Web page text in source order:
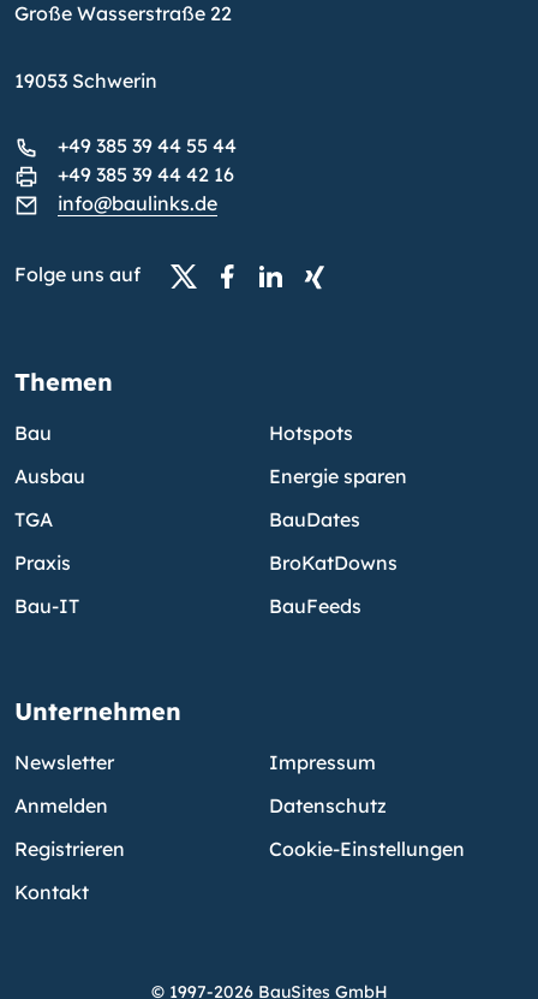
Große Wasserstraße 22
19053 Schwerin
+49 385 39 44 55 44
+49 385 39 44 42 16
info@baulinks.de
Folge uns auf
Themen
Bau
Ausbau
TGA
Praxis
Bau-IT
Hotspots
Energie sparen
BauDates
BroKatDowns
BauFeeds
Unternehmen
Newsletter
Anmelden
Registrieren
Kontakt
Impressum
Datenschutz
Cookie-Einstellungen
© 1997-2026 BauSites GmbH